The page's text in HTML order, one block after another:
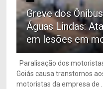
Greve dos
Águas Lindas:
em lesões em
Paralisação dos
Goiás causa transtornos
motoristas da empresa de